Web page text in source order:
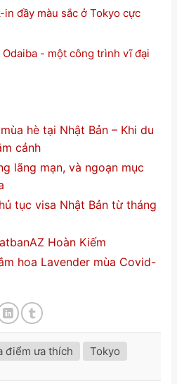
đầy màu sắc ở Tokyo cực
- một công trình vĩ đại
hè tại Nhật Bản – Khi du
cảnh
lãng mạn, và ngoạn mục
tục visa Nhật Bản từ tháng
Hoàn Kiếm
hoa Lavender mùa Covid-
điểm ưa thích Tokyo